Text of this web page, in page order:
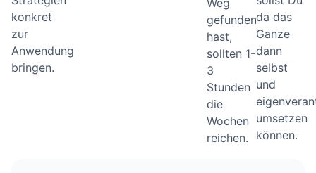
konkret
zur
Anwendung
bringen.
gefunden
hast,
sollten 1-
3
Stunden
die
Wochen
reichen.
da das
Ganze
dann
selbst
und
umsetzen
können.